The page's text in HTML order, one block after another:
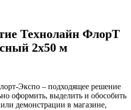
Технолайн ФлорТ
2х50 м
Экспо – подходящее решение
оформить, выделить и обособить
демонстрации в магазине,